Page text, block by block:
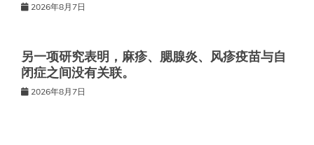
2026年8月7日
另一项研究表明，麻疹、腮腺炎、风疹疫苗与自
闭症之间没有关联。
2026年8月7日